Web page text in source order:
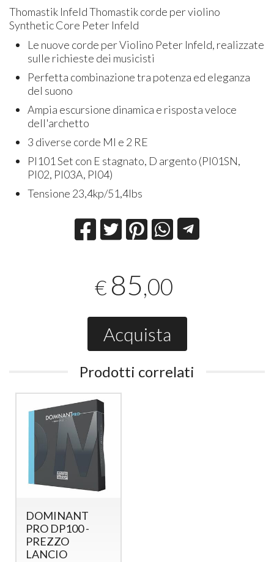
Thomastik Infeld Thomastik corde per violino
Synthetic Core Peter Infeld
Le nuove corde per Violino Peter Infeld, realizzate
sulle richieste dei musicisti
Perfetta combinazione tra potenza ed eleganza
del suono
Ampia escursione dinamica e risposta veloce
dell'archetto
3 diverse corde MI e 2 RE
PI101 Set con E stagnato, D argento (PI01SN,
PI02, PI03A, PI04)
Tensione 23,4kp/51,4lbs
€ 85,00
Acquista
Prodotti correlati
DOMINANT
PRO DP100 -
PREZZO
LANCIO